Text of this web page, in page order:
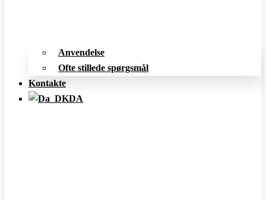
Anvendelse
Ofte stillede spørgsmål
Kontakte
DA